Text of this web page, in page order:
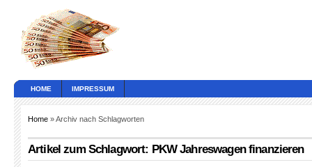
HOME IMPRESSUM
Home » Archiv nach Schlagworten
Artikel zum Schlagwort: PKW Jahreswagen finanzieren